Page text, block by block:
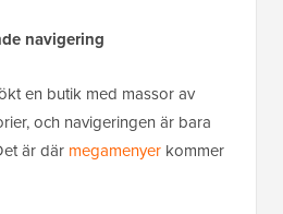
navigering
en butik med massor av
och navigeringen är bara
är där megamenyer kommer